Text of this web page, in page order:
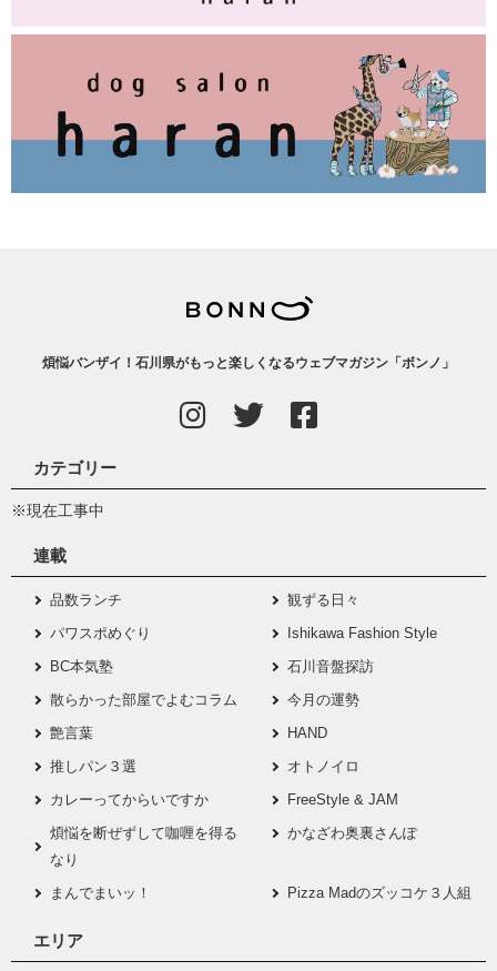
煩悩バンザイ！石川県がもっと楽しくなるウェブマガジン「ボンノ」
カテゴリー
※現在工事中
連載
品数ランチ
観ずる日々
パワスポめぐり
Ishikawa Fashion Style
BC本気塾
石川音盤探訪
散らかった部屋でよむコラム
今月の運勢
艶言葉
HAND
推しパン３選
オトノイロ
カレーってからいですか
FreeStyle & JAM
煩悩を断ぜずして咖喱を得る
なり
かなざわ奥裏さんぽ
まんでまいッ！ Pizza Madのズッコケ３人組
エリア